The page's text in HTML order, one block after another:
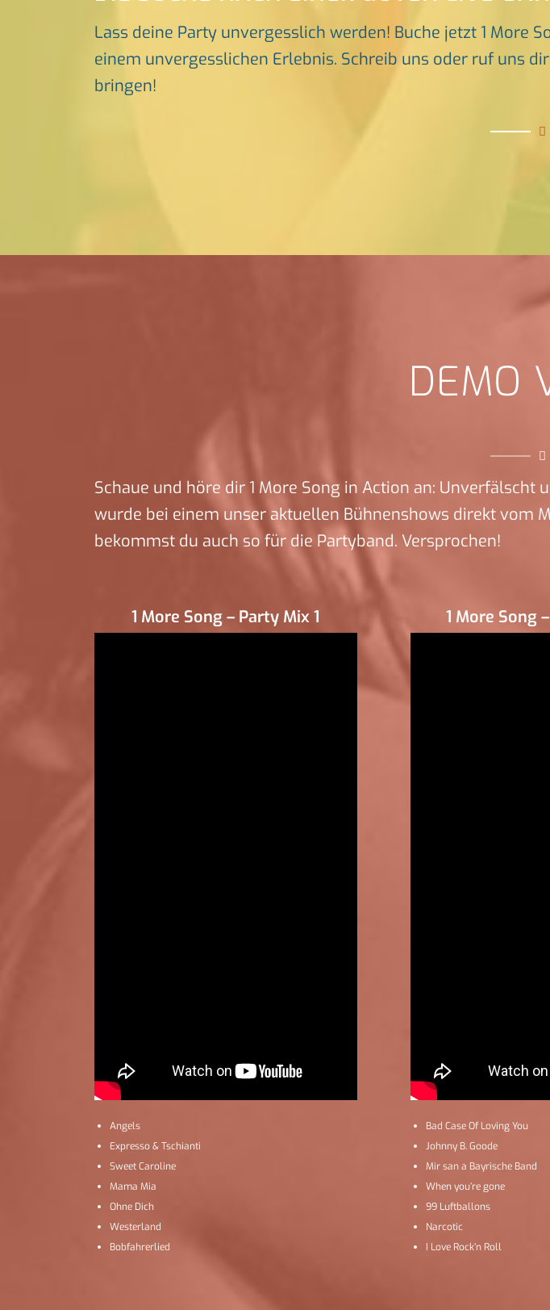
Lass deine Party unvergesslich werden! Buche jetzt 1 More
einem unvergesslichen Erlebnis. Schreib uns oder ruf uns
bringen!
DEMO
Schaue und höre dir 1 More Song in Action an:
wurde bei einem unser aktuellen Bühnenshows direkt vom
bekommst du auch so für die Partyband. Versprochen!
1 More Song – Party Mix 1
Angels
Expresso & Tschianti
Sweet Caroline
Mama Mia
Ohne Dich
Westerland
Bobfahrerlied
1 More Song
Bad Case Of Loving You
Johnny B. Goode
Mir san a Bayrische Band
When you’re gone
99 Luftballons
Narcotic
I Love Rock’n Roll